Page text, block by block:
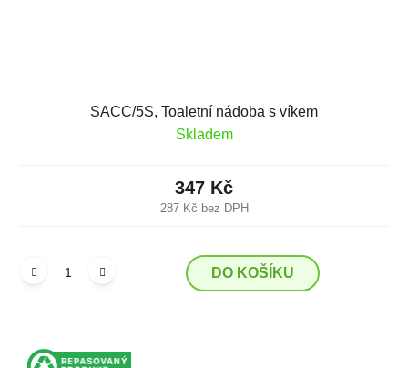
SACC/5S, Toaletní nádoba s víkem
Skladem
287 Kč bez DPH
347 Kč
DO KOŠÍKU